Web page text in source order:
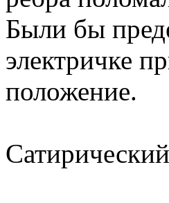
Были бы
электричке
положение.